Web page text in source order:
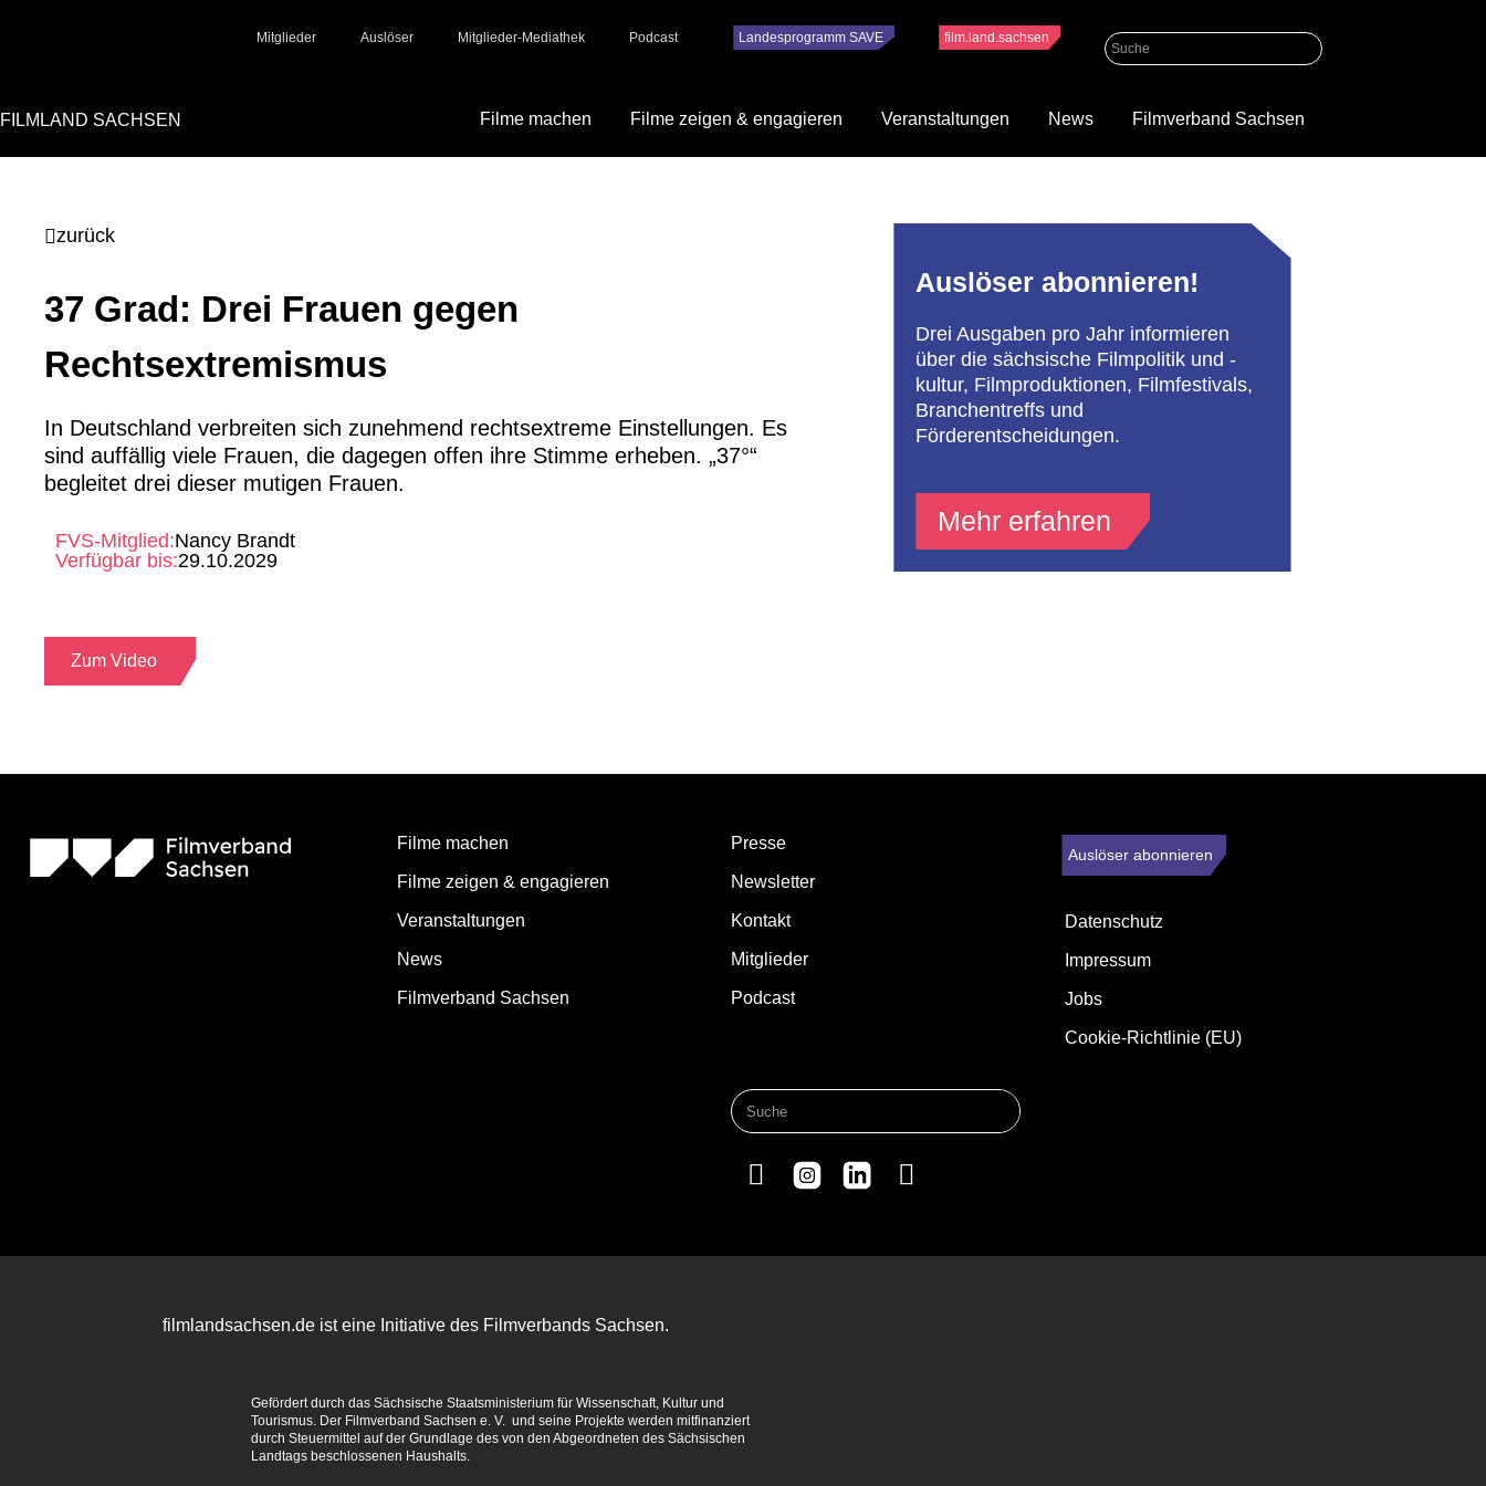
Mitglieder Auslöser Mitglieder-Mediathek Podcast Landesprogramm SAVE film.land.sachsen
FILMLAND SACHSEN Filme machen Filme zeigen & engagieren Veranstaltungen News Filmverband Sachsen
zurück
37 Grad: Drei Frauen gegen
Rechtsextremismus
In Deutschland verbreiten sich zunehmend rechtsextreme Einstellungen. Es
sind auffällig viele Frauen, die dagegen offen ihre Stimme erheben. „37°“
begleitet drei dieser mutigen Frauen.
FVS-Mitglied:Nancy Brandt
Verfügbar bis:29.10.2029
Zum Video
Auslöser abonnieren!
Drei Ausgaben pro Jahr informieren
über die sächsische Filmpolitik und -
kultur, Filmproduktionen, Filmfestivals,
Branchentreffs und
Förderentscheidungen.
Mehr erfahren
Filme machen
Filme zeigen & engagieren
Veranstaltungen
News
Filmverband Sachsen
Presse
Newsletter
Kontakt
Mitglieder
Podcast
Auslöser abonnieren
Datenschutz
Impressum
Jobs
Cookie-Richtlinie (EU)
filmlandsachsen.de ist eine Initiative des Filmverbands Sachsen.
Gefördert durch das Sächsische Staatsministerium für Wissenschaft, Kultur und
Tourismus. Der Filmverband Sachsen e. V. und seine Projekte werden mitfinanziert
durch Steuermittel auf der Grundlage des von den Abgeordneten des Sächsischen
Landtags beschlossenen Haushalts.